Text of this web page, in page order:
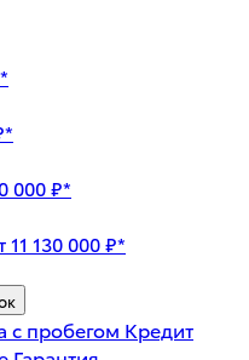
000 ₽*
11 130 000 ₽*
с пробегом Кредит